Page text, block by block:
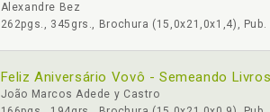
Alexandre Bez
262pgs., 345grs., Brochura (15,0x21,0x1,4),
Feliz Aniversário Vovô - Semeando Livros
João Marcos Adede y Castro